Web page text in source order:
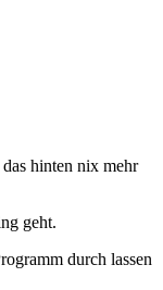
hinten nix mehr
geht.
durch lassen